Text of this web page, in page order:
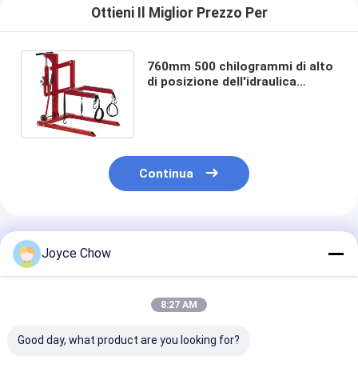
Ottieni Il Miglior Prezzo Per
760mm 500 chilogrammi di alto
di posizione dell'idraulica
Continua
Prodotti Raccomandati
Joyce Chow
8:27 AM
Good day, what product are you looking for?